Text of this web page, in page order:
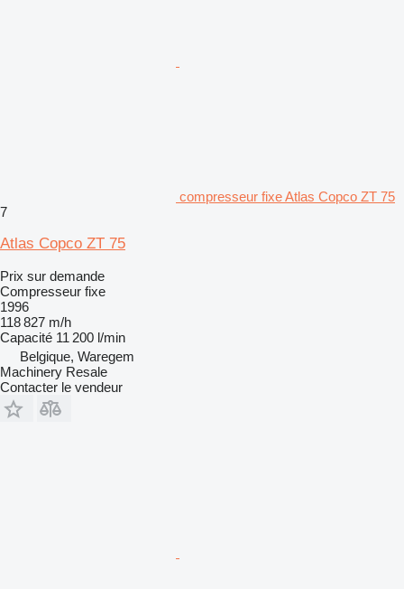
compresseur fixe Atlas Copco ZT 75
7
Atlas Copco ZT 75
Prix sur demande
Compresseur fixe
1996
118 827 m/h
Capacité 11 200 l/min
Belgique, Waregem
Machinery Resale
Contacter le vendeur